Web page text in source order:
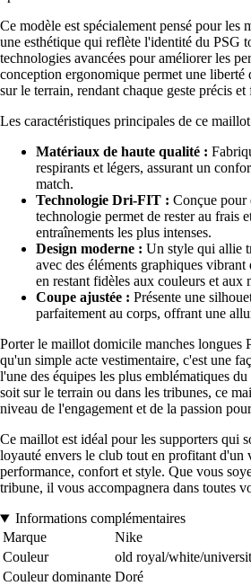
Ce modèle est spécialement pensé pour les
une esthétique qui reflète l'identité du PSG
technologies avancées pour améliorer les
conception ergonomique permet une liberté
sur le terrain, rendant chaque geste précis et
Les caractéristiques principales de ce
Matériaux de haute qualité :
respirants et légers, assurant un
match.
Technologie Dri-FIT : Conçue pour
technologie permet de rester au frais
entraînements les plus intenses.
Design moderne : Un style qui allie
avec des éléments graphiques
en restant fidèles aux couleurs et aux
Coupe ajustée : Présente une
parfaitement au corps, offrant une
Porter le maillot domicile manches longues
qu'un simple acte vestimentaire, c'est une
l'une des équipes les plus emblématiques
soit sur le terrain ou dans les tribunes, ce
niveau de l'engagement et de la passion
Ce maillot est idéal pour les supporters qui
loyauté envers le club tout en profitant d'un
performance, confort et style. Que vous
tribune, il vous accompagnera dans toutes
Informations complémentaires
Marque
Nike
Couleur
old royal/white/
Couleur dominante Doré